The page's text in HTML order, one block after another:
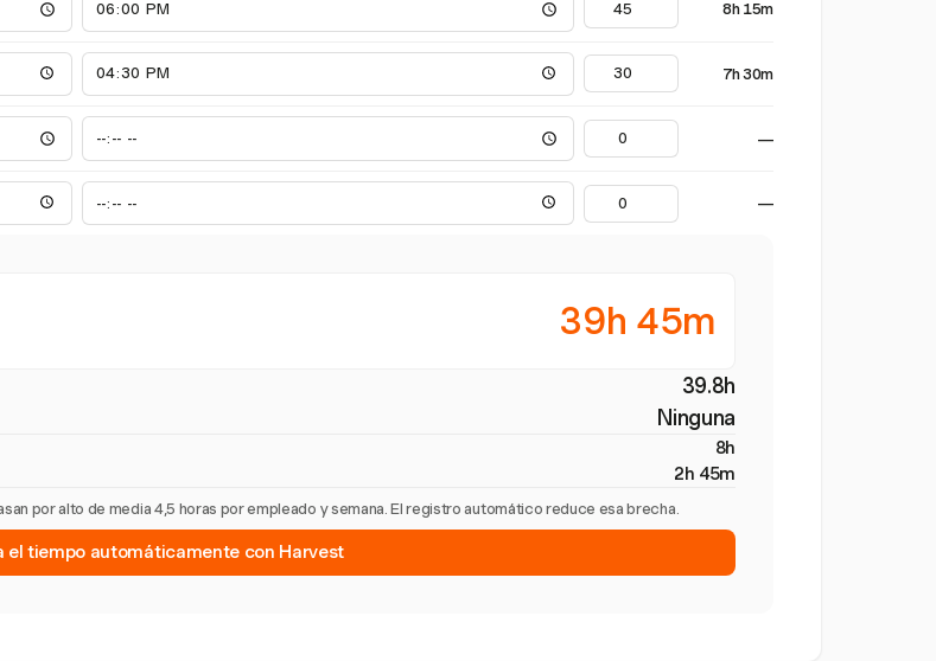
8h 15m
7h 30m
—
—
39h 45m
39.8h
Ninguna
8h
2h 45m
por alto de media 4,5 horas por empleado y semana. El registro automático reduce esa brecha.
el tiempo automáticamente con Harvest